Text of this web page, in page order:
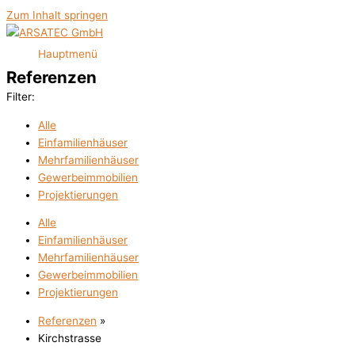
Zum Inhalt springen
Hauptmenü
Referenzen
Filter:
Alle
Einfamilienhäuser
Mehrfamilienhäuser
Gewerbeimmobilien
Projektierungen
Alle
Einfamilienhäuser
Mehrfamilienhäuser
Gewerbeimmobilien
Projektierungen
Referenzen »
Kirchstrasse